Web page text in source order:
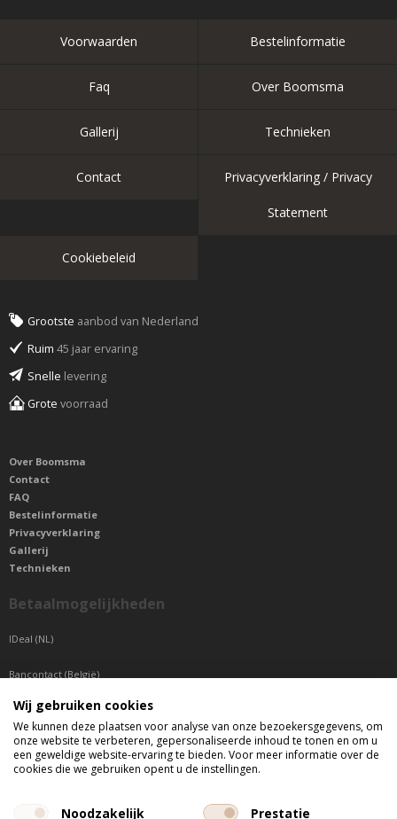
Voorwaarden Bestelinformatie
Faq Over Boomsma
Gallerij Technieken
Contact Privacyverklaring / Privacy
Statement
Cookiebeleid
Grootste aanbod van Nederland
Ruim 45 jaar ervaring
Snelle levering
Grote voorraad
Over Boomsma
Contact
FAQ
Bestelinformatie
Privacyverklaring
Gallerij
Technieken
Betaalmogelijkheden
IDeal (NL)
Bancontact (België)
Sepa betaling (Overige landen)
Telefonisch bereikbaar
Wij gebruiken cookies
We kunnen deze plaatsen voor analyse van onze bezoekersgegevens, om
onze website te verbeteren, gepersonaliseerde inhoud te tonen en om u
een geweldige website-ervaring te bieden. Voor meer informatie over de
cookies die we gebruiken opent u de instellingen.
Noodzakelijk Prestatie